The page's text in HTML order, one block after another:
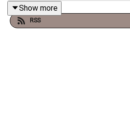
En 2025, notre ambition est
multiplier les rendez-vous au
Show more
RSS